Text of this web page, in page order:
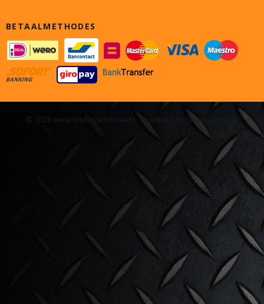
BETAALMETHODES
© 2026 www.onderdelen4x4.nl - Powered by Shoppagina.nl